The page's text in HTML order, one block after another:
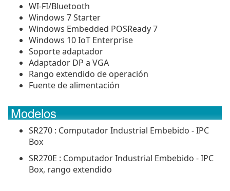
WI-FI/Bluetooth
Windows 7 Starter
Windows Embedded POSReady 7
Windows 10 IoT Enterprise
Soporte adaptador
Adaptador DP a VGA
Rango extendido de operación
Fuente de alimentación
Modelos
SR270 : Computador Industrial Embebido - IPC
Box
SR270E : Computador Industrial Embebido - IPC
Box, rango extendido